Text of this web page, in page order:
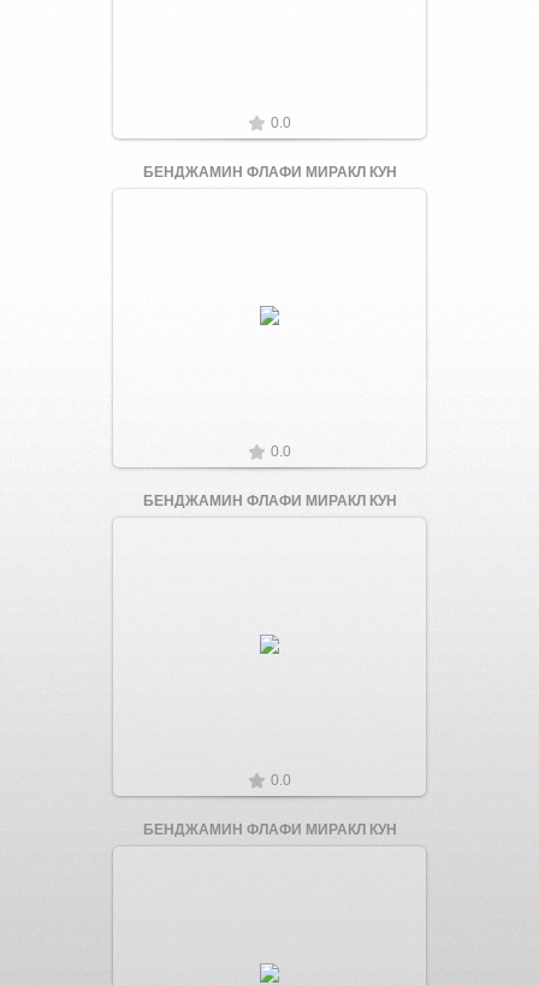
0.0
БЕНДЖАМИН ФЛАФИ МИРАКЛ КУН
Увеличить
0.0
БЕНДЖАМИН ФЛАФИ МИРАКЛ КУН
Увеличить
0.0
БЕНДЖАМИН ФЛАФИ МИРАКЛ КУН
Увеличить